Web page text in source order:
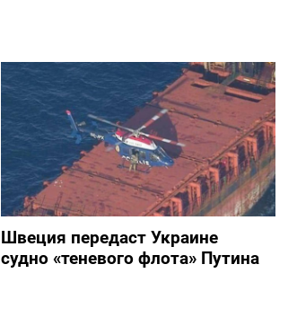
Швеция передаст Украине
судно «теневого флота» Путина